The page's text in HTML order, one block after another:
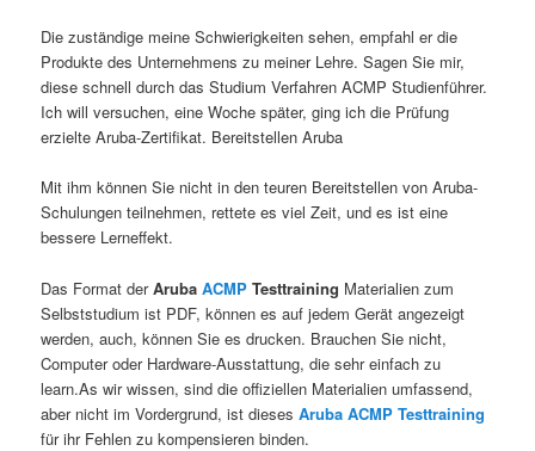
Die zuständige meine Schwierigkeiten sehen, empfahl er die
Produkte des Unternehmens zu meiner Lehre. Sagen Sie mir,
diese schnell durch das Studium Verfahren ACMP Studienführer.
Ich will versuchen, eine Woche später, ging ich die Prüfung
erzielte Aruba-Zertifikat. Bereitstellen Aruba
Mit ihm können Sie nicht in den teuren Bereitstellen von Aruba-
Schulungen teilnehmen, rettete es viel Zeit, und es ist eine
bessere Lerneffekt.
Das Format derArubaACMP Testtraining Materialien zum
Selbststudium ist PDF, können es auf jedem Gerät angezeigt
werden, auch, können Sie es drucken. Brauchen Sie nicht,
Computer oder Hardware-Ausstattung, die sehr einfach zu
learn.As wir wissen, sind die offiziellen Materialien umfassend,
aber nicht im Vordergrund, ist diesesAruba ACMP Testtraining
für ihr Fehlen zu kompensieren binden.